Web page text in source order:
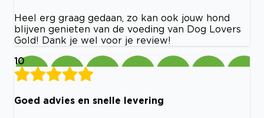
Heel erg graag gedaan, zo kan ook jouw hond
blijven genieten van de voeding van Dog Lovers
Gold! Dank je wel voor je review!
10
Goed advies en snelle levering